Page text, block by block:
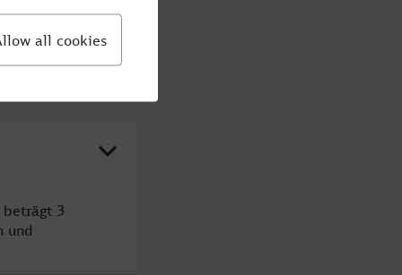
beträgt 3
und